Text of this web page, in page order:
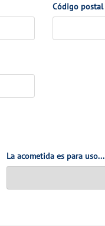
Código postal
La acometida es para uso...